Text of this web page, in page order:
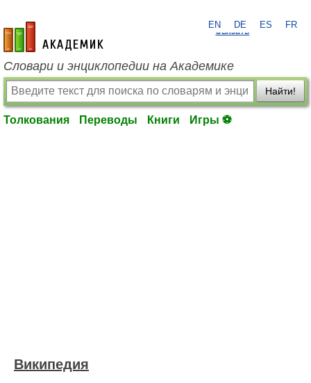
academic.ru
EN DE ES FR
Словари и энциклопедии на Академике
Найти!
Толкования Переводы Книги Игры ⚽
Википедия
Связать